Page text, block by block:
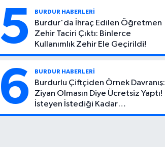
Can Atıcı
Genç
Yaşta
Yaşamını
Yitirdi
Feci Kaza:
1 Ölü, 2
Yaralı
5 BURDUR HABERLERİ
Burdur'da İhraç Edilen Öğretmen
Zehir Taciri Çıktı: Binlerce
Kullanımlık Zehir Ele Geçirildi!
6 BURDUR HABERLERİ
Burdurlu Çiftçiden Örnek Davranış:
Ziyan Olmasın Diye Ücretsiz Yaptı!
İsteyen İstediği Kadar
Toplayabilecek